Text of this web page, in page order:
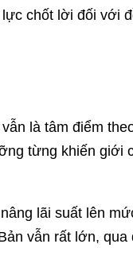
chốt lời đối với
là tâm điểm
từng khiến giới
lãi suất lên
vẫn rất lớn,